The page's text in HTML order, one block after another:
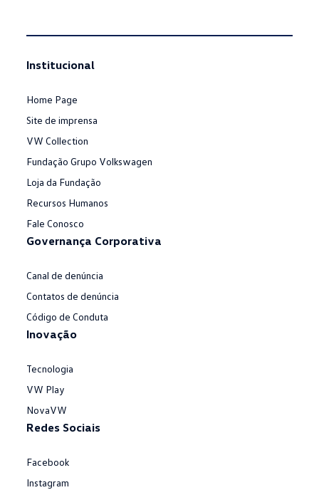
Institucional
Home Page
Site de imprensa
VW Collection
Fundação Grupo Volkswagen
Loja da Fundação
Recursos Humanos
Fale Conosco
Governança Corporativa
Canal de denúncia
Contatos de denúncia
Código de Conduta
Inovação
Tecnologia
VW Play
NovaVW
Redes Sociais
Facebook
Instagram